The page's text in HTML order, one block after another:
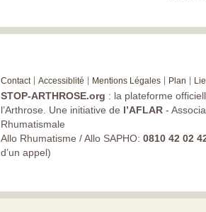
Contact Accessiblité Mentions Légales Plan
STOP-ARTHROSE.org : la plateforme
l’Arthrose. Une initiative de l’AFLAR -
Rhumatismale
Allo Rhumatisme / Allo SAPHO: 0810 42 02
d’un appel)